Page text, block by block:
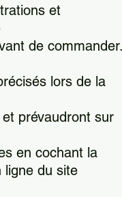
et
de commander.
lors de la
prévaudront sur
en cochant la
ligne du site